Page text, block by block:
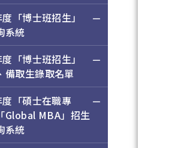
「博士班招生」
系統
「博士班招生」
備取生錄取名單
「碩士在職專
Global MBA」招生
系統